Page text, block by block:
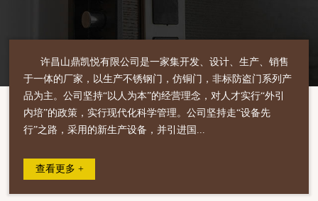
许昌山鼎凯悦有限公司是一家集开发、设计、生产、销售
于一体的厂家，以生产不锈钢门，仿铜门，非标防盗门系列产
品为主。公司坚持“以人为本”的经营理念，对人才实行“外引
内培”的政策，实行现代化科学管理。公司坚持走“设备先
行”之路，采用的新生产设备，并引进国...
查看更多 +